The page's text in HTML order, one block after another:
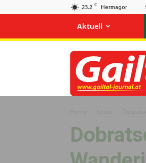
23.2 C Hermagor
Aktuell
Gailtal
Journal